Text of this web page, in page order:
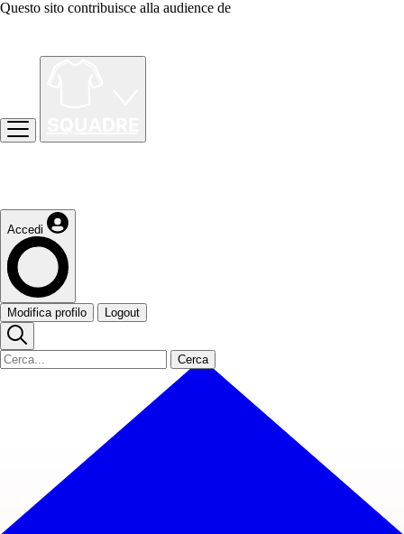
Questo sito contribuisce alla audience de
Accedi
Modifica profilo Logout
Cerca